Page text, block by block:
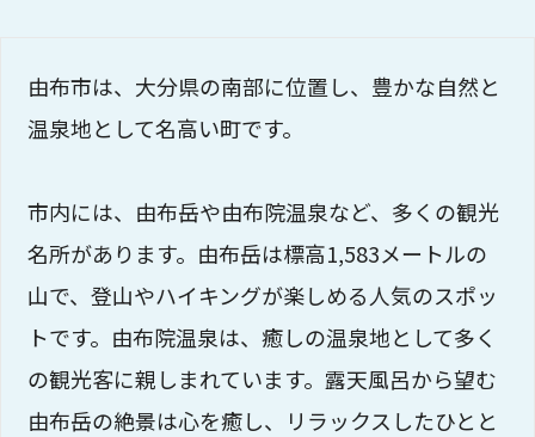
由布市は、大分県の南部に位置し、豊かな自然と
温泉地として名高い町です。
市内には、由布岳や由布院温泉など、多くの観光
名所があります。由布岳は標高1,583メートルの
山で、登山やハイキングが楽しめる人気のスポッ
トです。由布院温泉は、癒しの温泉地として多く
の観光客に親しまれています。露天風呂から望む
由布岳の絶景は心を癒し、リラックスしたひとと